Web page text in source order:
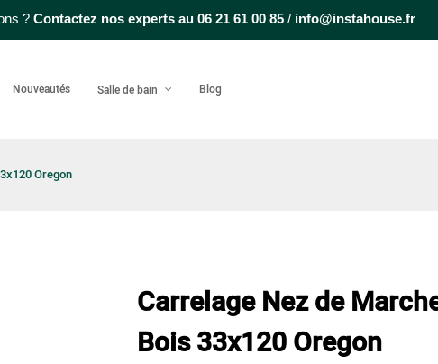
? Contactez nos experts au 06 21 61 00 85 / info@instahouse.fr
Nouveautés Salle de bain Blog
Oregon
Carrelage Nez de
Bois 33x120 Oregon